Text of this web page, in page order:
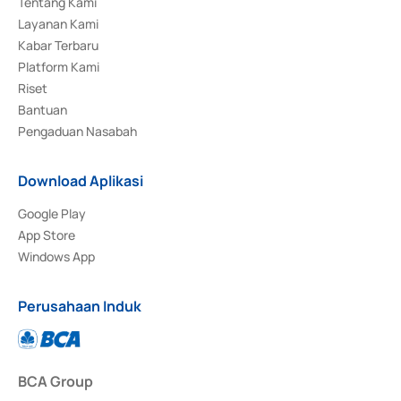
Layanan Kami
Kabar Terbaru
Platform Kami
Riset
Bantuan
Pengaduan Nasabah
Download Aplikasi
Google Play
App Store
Windows App
Perusahaan Induk
BCA Group